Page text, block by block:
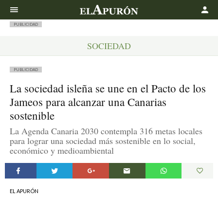
PUBLICIDAD
SOCIEDAD
PUBLICIDAD
La sociedad isleña se une en el Pacto de los
Jameos para alcanzar una Canarias
sostenible
La Agenda Canaria 2030 contempla 316 metas locales
para lograr una sociedad más sostenible en lo social,
económico y medioambiental
EL APURÓN